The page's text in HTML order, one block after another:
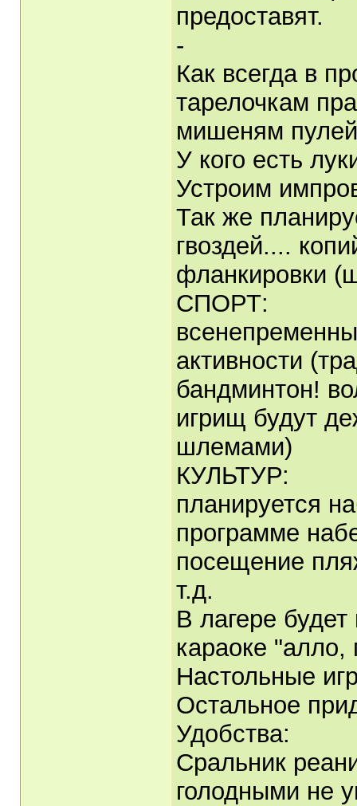
предоставят.
-
Как всегда в
тарелочкам
мишеням
У кого есть
Устроим
Так же
гвоздей....
фланкировки
СПОРТ:
активности
бандминтон!
игрищ будут
шлемами)
КУЛЬТУР:
планируется
программе
посещение
т.д.
В лагере будет
караоке
Настольные
Остальное
Удобства:
Сральник
голодными не